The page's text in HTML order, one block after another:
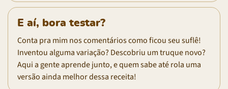
E aí, bora testar?
Conta pra mim nos comentários como ficou seu suflê!
Inventou alguma variação? Descobriu um truque novo?
Aqui a gente aprende junto, e quem sabe até rola uma
versão ainda melhor dessa receita!